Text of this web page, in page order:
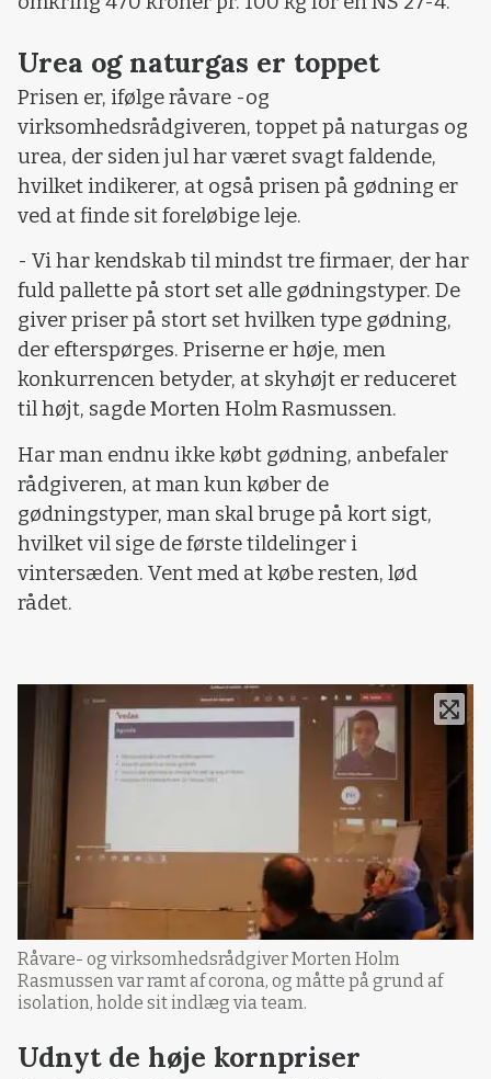
Urea og naturgas er toppet
Prisen er, ifølge råvare -og
virksomhedsrådgiveren, toppet på naturgas og
urea, der siden jul har været svagt faldende,
hvilket indikerer, at også prisen på gødning er
ved at finde sit foreløbige leje.
- Vi har kendskab til mindst tre firmaer, der har
fuld pallette på stort set alle gødningstyper. De
giver priser på stort set hvilken type gødning,
der efterspørges. Priserne er høje, men
konkurrencen betyder, at skyhøjt er reduceret
til højt, sagde Morten Holm Rasmussen.
Har man endnu ikke købt gødning, anbefaler
rådgiveren, at man kun køber de
gødningstyper, man skal bruge på kort sigt,
hvilket vil sige de første tildelinger i
vintersæden. Vent med at købe resten, lød
rådet.
Råvare- og virksomhedsrådgiver Morten Holm
Rasmussen var ramt af corona, og måtte på grund af
isolation, holde sit indlæg via team.
Udnyt de høje kornpriser